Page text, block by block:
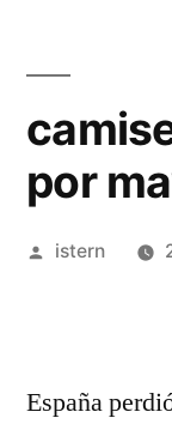
por
Publicado
istern
España